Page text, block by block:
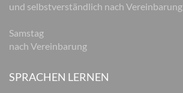
und selbstverständlich nach Vereinbarung
Samstag
nach Vereinbarung
SPRACHEN LERNEN